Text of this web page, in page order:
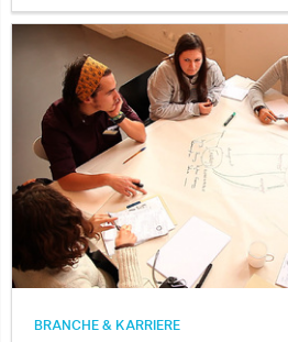
BRANCHE & KARRIERE